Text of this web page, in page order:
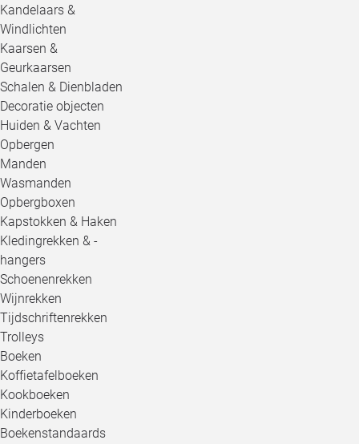
Kandelaars &
Windlichten
Kaarsen &
Geurkaarsen
Schalen & Dienbladen
Decoratie objecten
Huiden & Vachten
Opbergen
Manden
Wasmanden
Opbergboxen
Kapstokken & Haken
Kledingrekken & -
hangers
Schoenenrekken
Wijnrekken
Tijdschriftenrekken
Trolleys
Boeken
Koffietafelboeken
Kookboeken
Kinderboeken
Boekenstandaards